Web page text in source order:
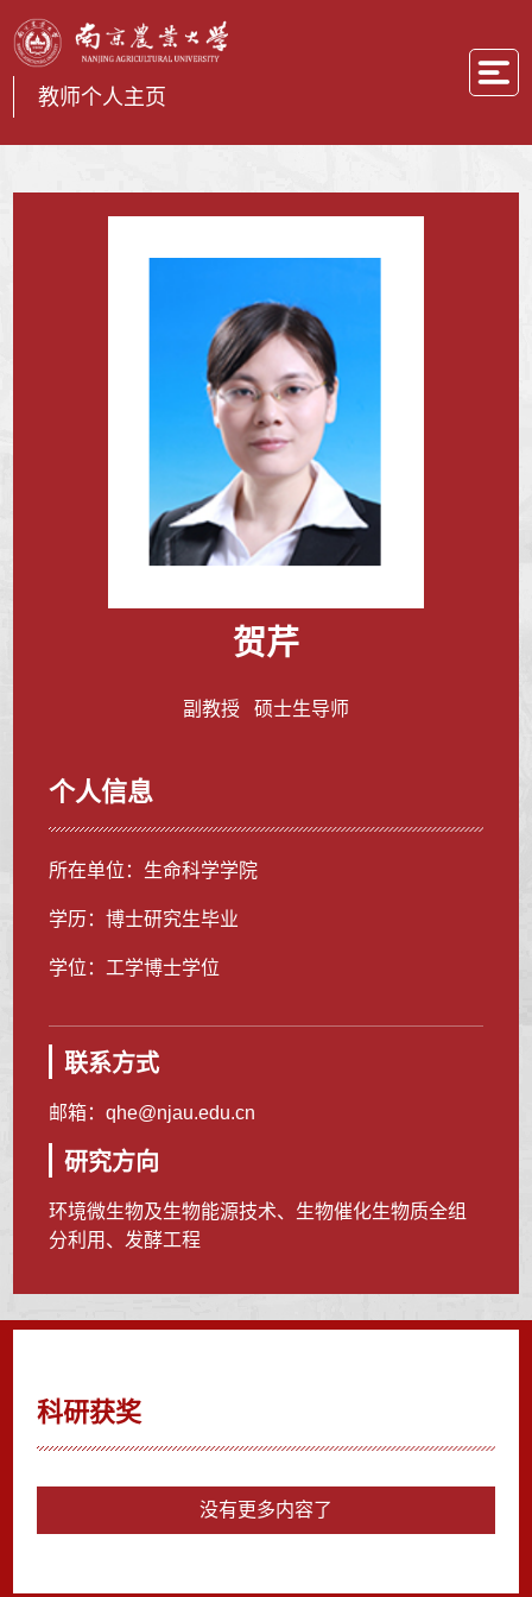
教师个人主页
贺芹
副教授 硕士生导师
个人信息
所在单位：生命科学学院
学历：博士研究生毕业
学位：工学博士学位
联系方式
邮箱：qhe@njau.edu.cn
研究方向
环境微生物及生物能源技术、生物催化生物质全组
分利用、发酵工程
科研获奖
没有更多内容了